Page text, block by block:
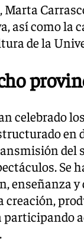
Marta
así como la
de la
celebrado
del
enseñanza
creación,
participando